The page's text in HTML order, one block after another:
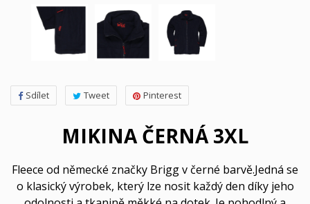
Sdílet Tweet Pinterest
MIKINA ČERNÁ 3XL
Fleece od německé značky Brigg v černé barvě.Jedná se
o klasický výrobek, který lze nosit každý den díky jeho